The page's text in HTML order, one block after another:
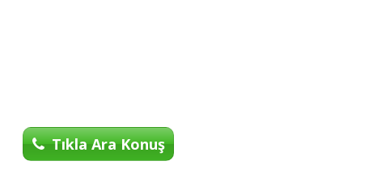
Tıkla Ara Konuş